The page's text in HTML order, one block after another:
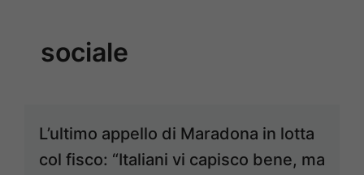
sociale
L’ultimo appello di Maradona in lotta
col fisco: “Italiani vi capisco bene, ma